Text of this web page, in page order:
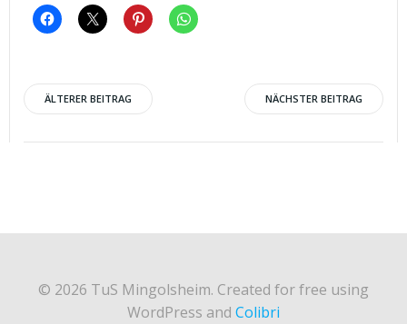
Post
navigation
ÄLTERER BEITRAG
Post
navigation
NÄCHSTER BEITRAG
© 2026 TuS Mingolsheim. Created for free using
WordPress and Colibri